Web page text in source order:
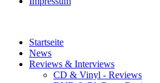
Startseite
News
Reviews & Interviews
CD & Vinyl - Reviews